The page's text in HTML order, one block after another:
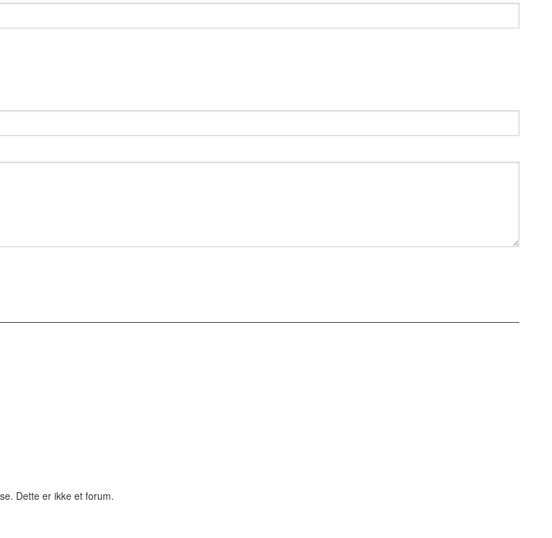
Dette er ikke et forum.